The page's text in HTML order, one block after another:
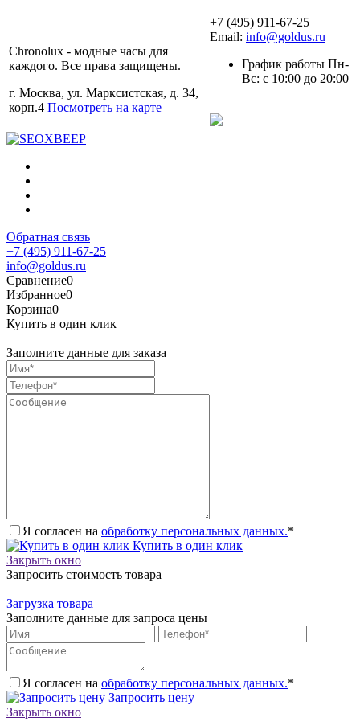
Chronolux - модные часы для
каждого. Все права защищены.
г. Москва, ул. Марксистская, д. 34,
корп.4 Посмотреть на карте
+7 (495) 911-67-25
Email: info@goldus.ru
График работы Пн-
Вс: с 10:00 до 20:00
Обратная связь
+7 (495) 911-67-25
info@goldus.ru
Сравнение0
Избранное0
Корзина0
Купить в один клик
Заполните данные для заказа
Я согласен на обработку персональных данных.*
Купить в один клик
Закрыть окно
Запросить стоимость товара
Загрузка товара
Заполните данные для запроса цены
Я согласен на обработку персональных данных.*
Запросить цену
Закрыть окно